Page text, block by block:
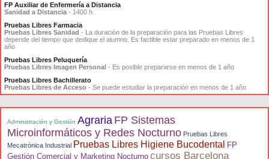
FP Auxiliar de Enfermería a Distancia
Sanidad a Distancia - 1400 h.
Pruebas Libres Farmacia
Pruebas Libres Sanidad - La duración de la preparación para las Pruebas Libres
depende del tiempo que dedique el alumno. Es factible estar preparado en menos de 1
año
Pruebas Libres Peluquería
Pruebas Libres Imagen Personal - Es posible prepararse en menos de 1 año
Pruebas Libres Bachillerato
Pruebas Libres de Acceso - Se puede estudiar la preparación en menos de 1 año
Administración y Gestión Agraria FP Sistemas
Microinformáticos y Redes Nocturno Pruebas Libres
Mecatrónica Industrial Pruebas Libres Higiene Bucodental
FP
Gestión Comercial y Marketing Nocturno cursos Barcelona